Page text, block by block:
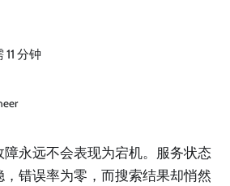
11 分钟
永远不会表现为宕机。服务状态
错误率为零，而搜索结果却悄然